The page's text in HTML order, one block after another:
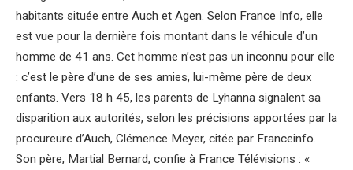
habitants située entre Auch et Agen. Selon France Info, elle
est vue pour la dernière fois montant dans le véhicule d’un
homme de 41 ans. Cet homme n’est pas un inconnu pour elle
: c’est le père d’une de ses amies, lui-même père de deux
enfants. Vers 18 h 45, les parents de Lyhanna signalent sa
disparition aux autorités, selon les précisions apportées par la
procureure d’Auch, Clémence Meyer, citée par Franceinfo.
Son père, Martial Bernard, confie à France Télévisions : «